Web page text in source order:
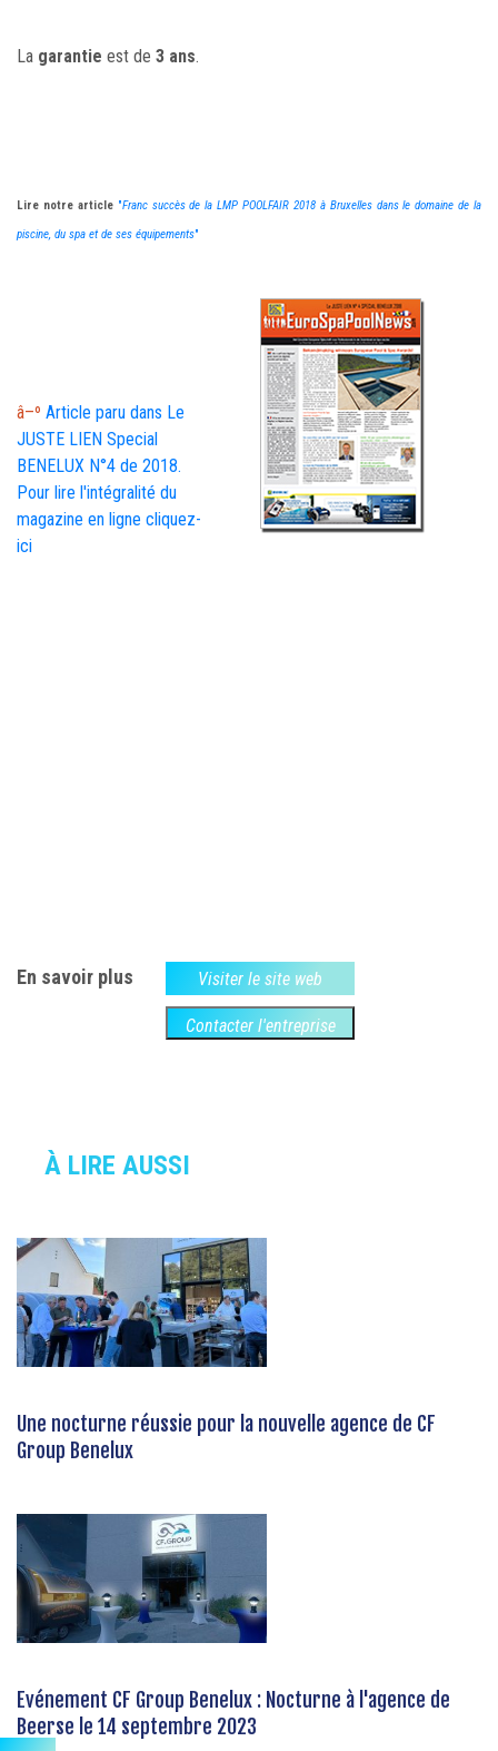
La garantie est de 3 ans.
Lire notre article "Franc succès de la LMP POOLFAIR 2018 à Bruxelles dans le domaine de la
piscine, du spa et de ses équipements"
â–º Article paru dans Le
JUSTE LIEN Special
BENELUX N°4 de 2018.
Pour lire l'intégralité du
magazine en ligne cliquez-
ici
En savoir plus Visiter le site web
Contacter l'entreprise
À LIRE AUSSI
Une nocturne réussie pour la nouvelle agence de CF
Group Benelux
Evénement CF Group Benelux : Nocturne à l'agence de
Beerse le 14 septembre 2023